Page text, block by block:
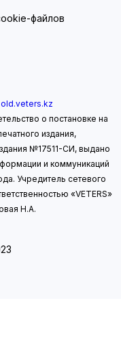
файлов
old.veters.kz
о постановке на
издания,
№17511-СИ, выдано
и коммуникаций
Учредитель сетевого
«VETERS»
Н.А.